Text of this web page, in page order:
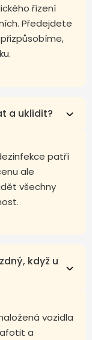
řízení
Předejdete
a uklidit?
patří
ale
všechny
když u
vozidla
a